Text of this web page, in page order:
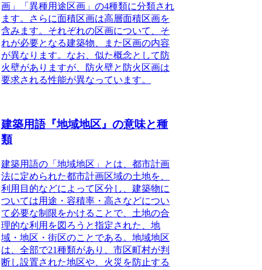
画」「異種用途区画」の4種類に分類され
ます。さらに面積区画は高層面積区画を
含みます。それぞれの区画について、そ
れが必要となる建築物、また区画の内容
が異なります。なお、似た概念として防
火壁がありますが、防火壁と防火区画は
要求される性能が異なっています。
建築用語『地域地区』の意味と種
類
建築用語の「地域地区」とは、都市計画
法に定められた都市計画区域の土地を、
利用目的などによって区分し、建築物に
ついては用途・容積率・高さなどについ
て必要な制限をかけることで、土地の合
理的な利用を図ろうと指定された、地
域・地区・街区のことである。地域地区
は、全部で21種類があり、市区町村が判
断し設置された地区や、火災を防止する